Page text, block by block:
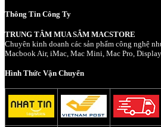
Thông Tin Công Ty
TRUNG TÂM MUA SẮM MACSTORE
Chuyên kinh doanh các sản phẩm công nghệ
Macbook Air, iMac, Mac Mini, Mac Pro,
Hình Thức Vận Chuyển